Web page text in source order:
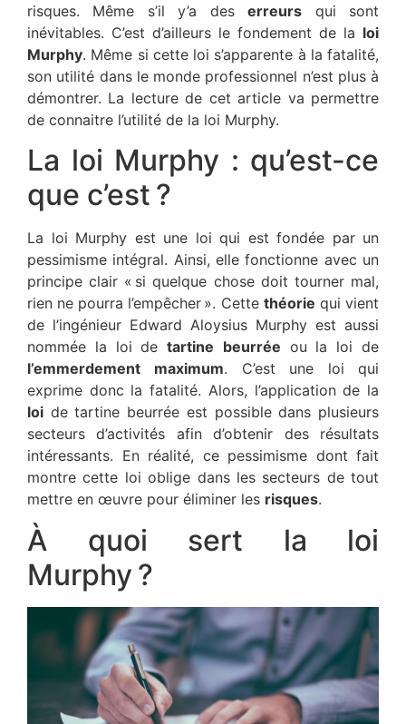
risques. Même s’il y’a deserreurs qui sont
inévitables. C’est d’ailleurs le fondement de la loi
Murphy. Même si cette loi s’apparente à la fatalité,
son utilité dans le monde professionnel n’est plus à
démontrer. La lecture de cet article va permettre
de connaitre l’utilité de la loi Murphy.
La loi Murphy : qu’est-ce
que c’est ?
La loi Murphy est une loi qui est fondée par un
pessimisme intégral. Ainsi, elle fonctionne avec un
principe clair « si quelque chose doit tourner mal,
rien ne pourra l’empêcher ». Cette théorie qui vient
de l’ingénieur Edward Aloysius Murphy est aussi
nommée la loi detartine beurrée ou la loi de
l’emmerdement
maximum. C’est une loi qui
exprime donc la fatalité. Alors, l’application de la
loi de tartine beurrée est possible dans plusieurs
secteurs d’activités afin d’obtenir des résultats
intéressants. En réalité, ce pessimisme dont fait
montre cette loi oblige dans les secteurs de tout
mettre en œuvre pour éliminer les risques.
À quoi sert la loi
Murphy ?